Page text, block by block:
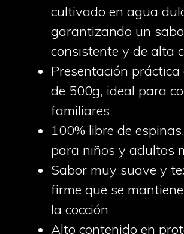
cultivado en agua
garantizando un
consistente y de alta
Presentación práctica
de 500g, ideal para
familiares
100% libre de
para niños y adultos
Sabor muy suave y
firme que se
la cocción
Alto contenido en